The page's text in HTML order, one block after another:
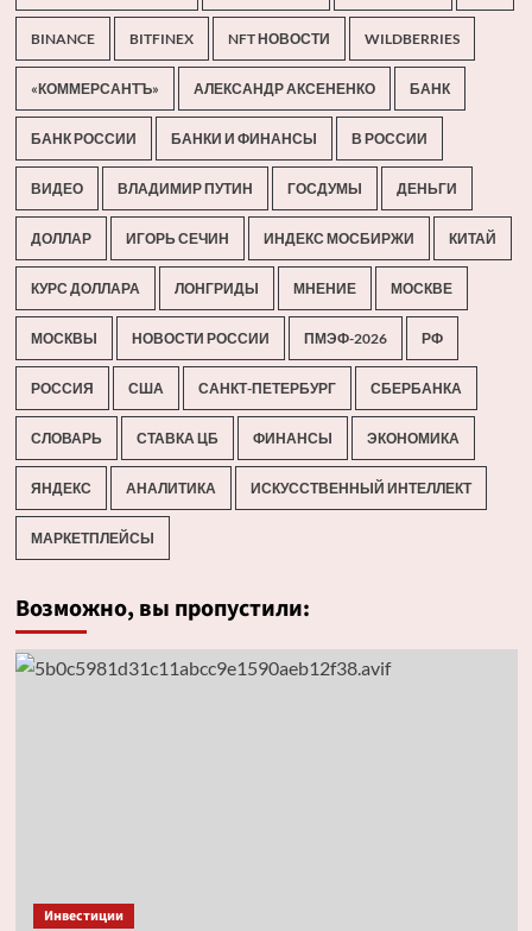
BINANCE BITFINEX NFT НОВОСТИ WILDBERRIES
«КОММЕРСАНТЪ» АЛЕКСАНДР АКСЕНЕНКО БАНК
БАНК РОССИИ БАНКИ И ФИНАНСЫ В РОССИИ
ВИДЕО ВЛАДИМИР ПУТИН ГОСДУМЫ ДЕНЬГИ
ДОЛЛАР ИГОРЬ СЕЧИН ИНДЕКС МОСБИРЖИ КИТАЙ
КУРС ДОЛЛАРА ЛОНГРИДЫ МНЕНИЕ МОСКВЕ
МОСКВЫ НОВОСТИ РОССИИ ПМЭФ-2026 РФ
РОССИЯ США САНКТ-ПЕТЕРБУРГ СБЕРБАНКА
СЛОВАРЬ СТАВКА ЦБ ФИНАНСЫ ЭКОНОМИКА
ЯНДЕКС АНАЛИТИКА ИСКУССТВЕННЫЙ ИНТЕЛЛЕКТ
МАРКЕТПЛЕЙСЫ
Возможно, вы пропустили:
Инвестиции